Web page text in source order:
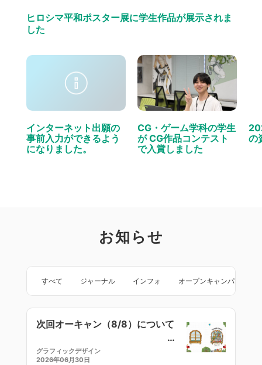
ヒロシマ平和ポスター展に学生作品が展示されま
した
インターネット出願の
事前入力ができるよう
になりました。
CG・ゲーム学科の学生
が CG作品コンテスト
で入賞しました
の
お知らせ
すべて ジャーナル インフォ オープンキャンパス
次回オーキャン（8/8）について
グラフィックデザイン
2026年06月30日